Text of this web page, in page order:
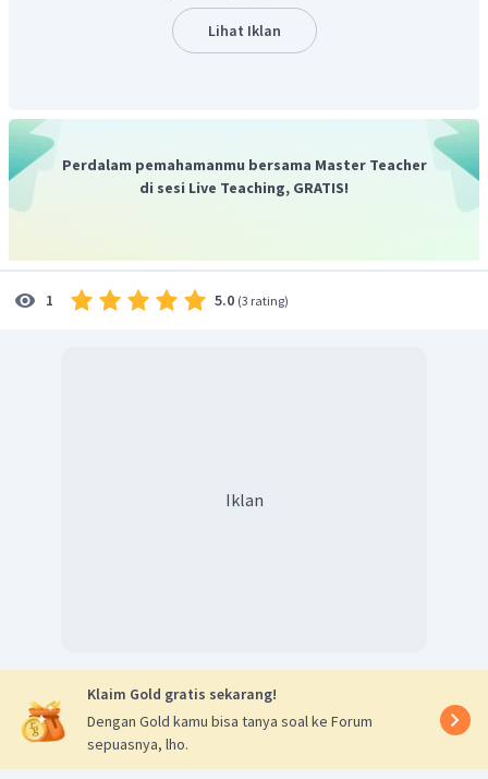
Lihat Iklan
Perdalam pemahamanmu bersama Master Teacher
di sesi Live Teaching, GRATIS!
1 5.0 (3 rating)
Iklan
Klaim Gold gratis sekarang!
Dengan Gold kamu bisa tanya soal ke Forum
sepuasnya, lho.